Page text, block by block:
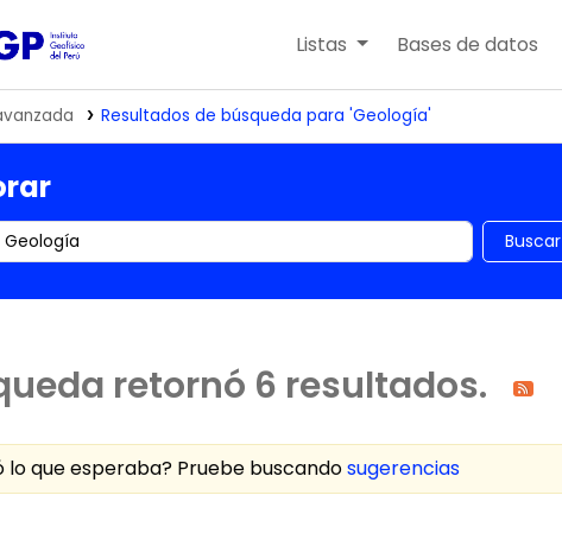
IGP
Listas Bases de datos
Resultados de búsqueda para 'Geología'
en el catálogo por palabra clave Buscar
retornó 6 resultados.
lo que esperaba? Pruebe buscandosugerencias